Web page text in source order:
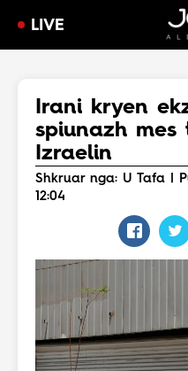
LIVE
Irani kryen
spiunazh mes
Izraelin
Shkruar nga: U Tafa |
12:04